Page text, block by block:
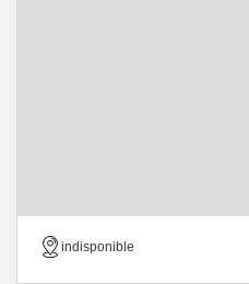
indisponible